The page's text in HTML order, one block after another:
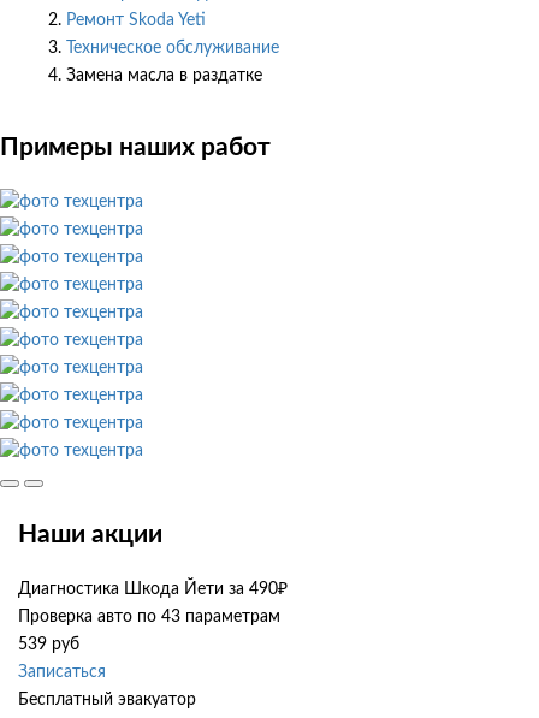
Ремонт Skoda Yeti
Техническое обслуживание
Замена масла в раздатке
Примеры наших работ
Наши акции
Диагностика Шкода Йети за 490₽
Проверка авто по 43 параметрам
539 руб
Записаться
Бесплатный эвакуатор